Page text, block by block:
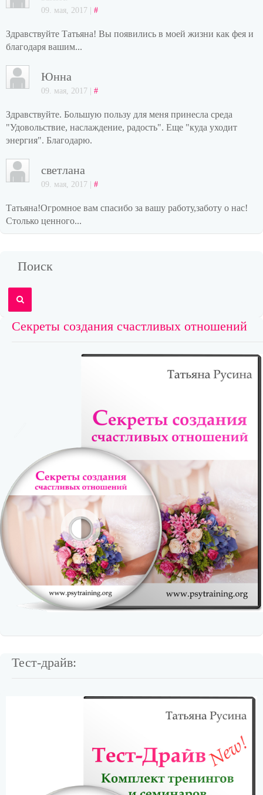
09. мая, 2017 | #
Здравствуйте Татьяна! Вы появились в моей жизни как фея и
благодаря вашим...
Юнна
09. мая, 2017 | #
Здравствуйте. Большую пользу для меня принесла среда
"Удовольствие, наслаждение, радость". Еще "куда уходит
энергия". Благодарю.
светлана
09. мая, 2017 | #
Татьяна!Огромное вам спасибо за вашу работу,заботу о нас!
Столько ценного...
Поиск
Секреты создания счастливых отношений
Тест-драйв: